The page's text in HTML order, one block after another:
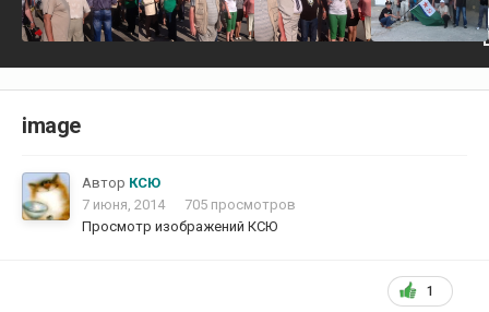
image
Автор КСЮ
7 июня, 2014
705 просмотров
Просмотр изображений КСЮ
1